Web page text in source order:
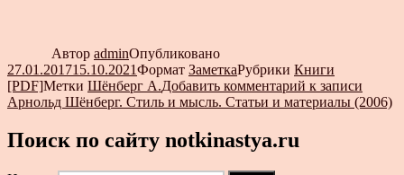
Автор adminОпубликовано
27.01.201715.10.2021Формат ЗаметкаРубрики Книги
[PDF]Метки Шёнберг А.Добавить комментарий к записи
Арнольд Шёнберг. Стиль и мысль. Статьи и материалы (2006)
Поиск по сайту notkinastya.ru